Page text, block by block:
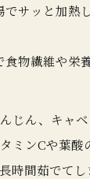
サッと加熱
食物繊維や栄
じん、キャ
ミンCや葉酸
時間茹でて